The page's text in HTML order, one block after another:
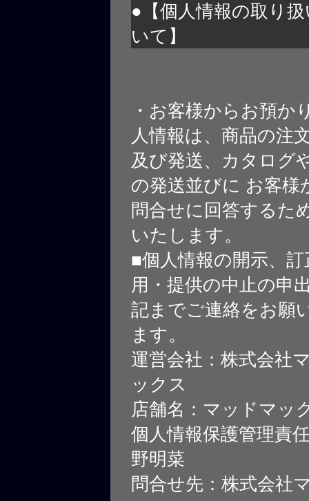
●【個人情報の取り
いて】
・お客様からお預か
人情報は、商品の注
及び発送、カタログ
の発送並びに お客様
問合せに回答するた
いたします。
■個人情報の開示、
用・提供の中止の申
記までご連絡をお願
ます。
運営会社：株式会社
ックス
店舗名：マッドマッ
個人情報保護管理責
野明菜
問合せ先：株式会社